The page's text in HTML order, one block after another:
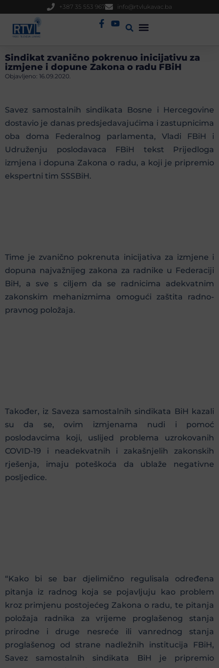
+387 35 553 967 info@rtvlukavac.ba
Sindikat zvanično pokrenuo inicijativu za
izmjene i dopune Zakona o radu FBiH
Objavljeno: 16.09.2020.
Savez samostalnih sindikata Bosne i Hercegovine
dostavio je danas predsjedavajućima i zastupnicima
oba doma Federalnog parlamenta, Vladi FBiH i
Udruženju poslodavaca FBiH tekst Prijedloga
izmjena i dopuna Zakona o radu, a koji je pripremio
ekspertni tim SSSBiH.
Time je zvanično pokrenuta inicijativa za izmjene i
dopuna najvažnijeg zakona za radnike u Federaciji
BiH, a sve s ciljem da se radnicima adekvatnim
zakonskim mehanizmima omogući zaštita radno-
pravnog položaja.
Također, iz Saveza samostalnih sindikata BiH kazali
su da se, ovim izmjenama nudi i pomoć
poslodavcima koji, uslijed problema uzrokovanih
COVID-19 i neadekvatnih i zakašnjelih zakonskih
rješenja, imaju poteškoća da ublaže negativne
posljedice.
“Kako bi se bar djelimično regulisala određena
pitanja iz radnog koja se pojavljuju kao problem
kroz primjenu postojećeg Zakona o radu, te pitanja
položaja radnika za vrijeme proglašenog stanja
prirodne i druge nesreće ili vanrednog stanja
proglašenog od strane nadležnih institucija FBiH,
Savez samostalnih sindikata BiH je pripremio